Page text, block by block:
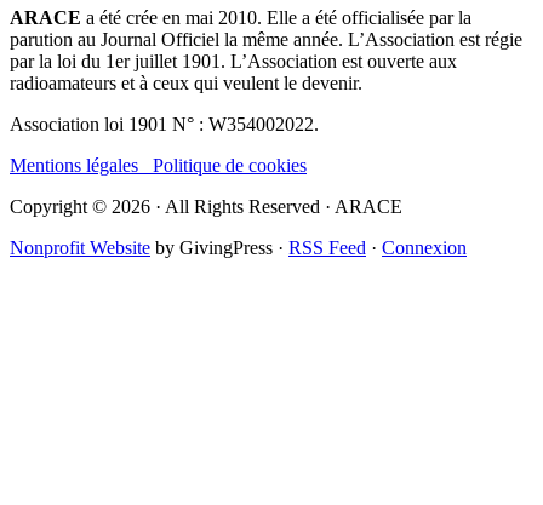
ARACE a été crée en mai 2010. Elle a été officialisée par la
parution au Journal Officiel la même année. L’Association est régie
par la loi du 1er juillet 1901. L’Association est ouverte aux
radioamateurs et à ceux qui veulent le devenir.
Association loi 1901 N° : W354002022.
Mentions légales Politique de cookies
Copyright © 2026 · All Rights Reserved · ARACE
Nonprofit Website by GivingPress · RSS Feed · Connexion